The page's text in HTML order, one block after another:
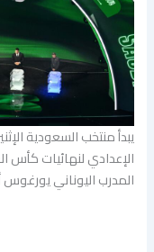
يبدأ منتخب السعودية
المدرب اليوناني